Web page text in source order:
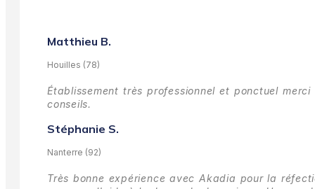
Matthieu B.
Houilles (78)
Établissement très professionnel et ponctuel
conseils.
Stéphanie S.
Nanterre (92)
Très bonne expérience avec Akadia pour la